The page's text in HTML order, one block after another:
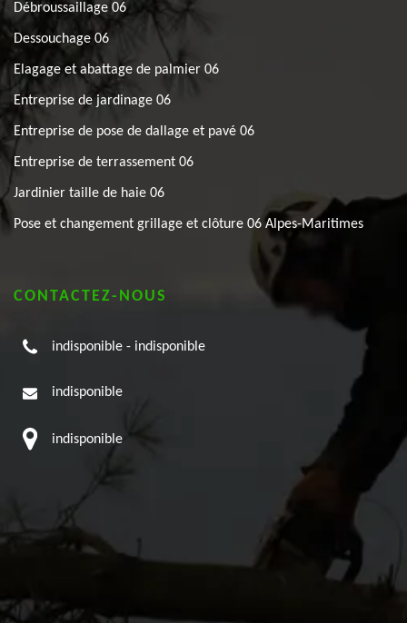
Débroussaillage 06
Dessouchage 06
Elagage et abattage de palmier 06
Entreprise de jardinage 06
Entreprise de pose de dallage et pavé 06
Entreprise de terrassement 06
Jardinier taille de haie 06
Pose et changement grillage et clôture 06 Alpes-Maritimes
CONTACTEZ-NOUS
indisponible - indisponible
indisponible
indisponible